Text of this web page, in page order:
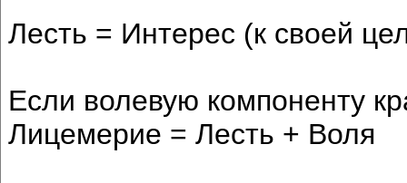
Лесть = Интерес (к своей
Если волевую компоненту
Лицемерие = Лесть + Воля